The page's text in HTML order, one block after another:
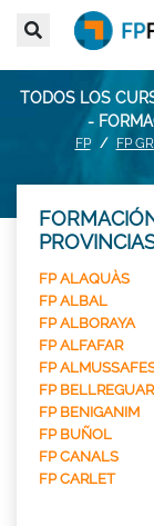
TODOS LOS
-
FP
FP
FP ALAQUÀS
FP ALBAL
FP ALBORAYA
FP ALFAFAR
FP
FP
FP BENIGANIM
FP BUÑOL
FP CANALS
FP CARLET